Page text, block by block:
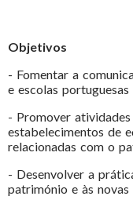
Objetivos
- Fomentar a
e escolas
- Promover
estabelecimentos de
relacionadas com o
- Desenvolver a
património e às novas